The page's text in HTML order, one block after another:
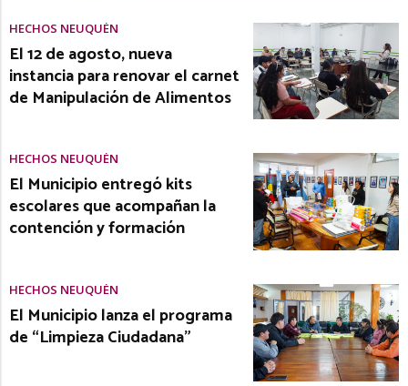
HECHOS NEUQUÉN
El 12 de agosto, nueva
instancia para renovar el carnet
de Manipulación de Alimentos
HECHOS NEUQUÉN
El Municipio entregó kits
escolares que acompañan la
contención y formación
HECHOS NEUQUÉN
El Municipio lanza el programa
de “Limpieza Ciudadana”